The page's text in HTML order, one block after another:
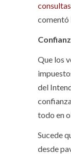
comentó
Que los
del
todo en
Sucede
desde